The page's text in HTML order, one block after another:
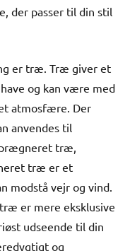
der passer til din stil
er træ. Træ giver et
og kan være med
atmosfære. Der
anvendes til
træ,
træ er et
modstå vejr og vind.
er mere eksklusive
udseende til din
og